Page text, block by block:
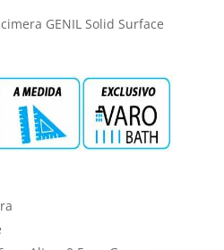
GENIL Solid Surface